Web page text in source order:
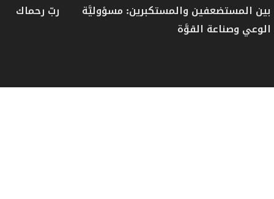
بين المستضعفين والمستكبرين: مسؤوليَّة
الوعي وصناعة القوَّة
ربّ رحماك